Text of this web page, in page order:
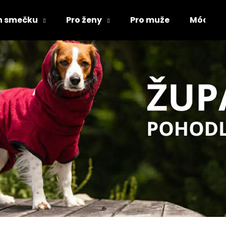
smečku Pro ženy Pro muže Módní
Co potřebujete najít?
HLEDAT
Doporučujeme
PRO PSA
MIKINY FLAT